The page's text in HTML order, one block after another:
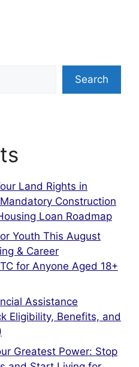
Search
Land Rights in
Construction
Loan Roadmap
Youth This August
& Career
for Anyone Aged 18+
Assistance
Eligibility, Benefits, and
Greatest Power: Stop